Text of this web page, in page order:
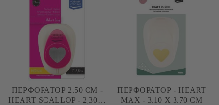
ПЕРФОРАТОР 2.50 СМ -
HEART SCALLOP - 2,30 Х
ПЕРФОРАТОР - HEART
MAX - 3.10 X 3.70 СМ